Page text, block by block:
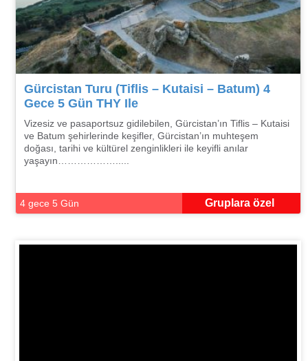
Gürcistan Turu (Tiflis – Kutaisi – Batum) 4
Gece 5 Gün THY Ile
Vizesiz ve pasaportsuz gidilebilen, Gürcistan’ın Tiflis – Kutaisi
ve Batum şehirlerinde keşifler, Gürcistan’ın muhteşem
doğası, tarihi ve kültürel zenginlikleri ile keyifli anılar
yaşayın……………….....
4 gece 5 Gün Gruplara özel